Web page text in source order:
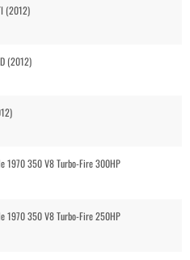
(2012)
(2012)
1970 350 V8 Turbo-Fire 300HP
1970 350 V8 Turbo-Fire 250HP